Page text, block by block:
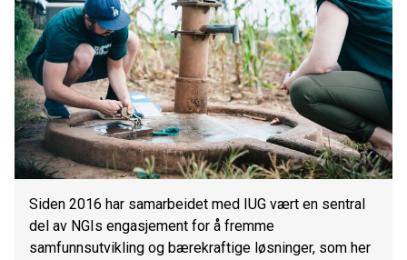
Siden 2016 har samarbeidet med IUG vært en sentral
del av NGIs engasjement for å fremme
samfunnsutvikling og bærekraftige løsninger, som her